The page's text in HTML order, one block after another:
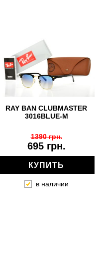
RAY BAN CLUBMASTER
3016BLUE-M
695 грн.
1390 грн.
КУПИТЬ
в наличии